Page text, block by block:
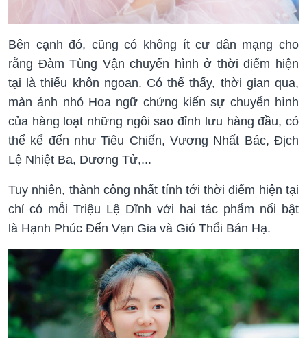
Bên cạnh đó, cũng có không ít cư dân mạng cho
rằng Đàm Tùng Vận chuyển hình ở thời điểm hiện
tại là thiếu khôn ngoan. Có thể thấy, thời gian qua,
màn ảnh nhỏ Hoa ngữ chứng kiến sự chuyển hình
của hàng loạt những ngôi sao đỉnh lưu hàng đầu, có
thể kể đến như Tiêu Chiến, Vương Nhất Bác, Địch
Lệ Nhiệt Ba, Dương Tử,...
Tuy nhiên, thành công nhất tính tới thời điểm hiện tại
chỉ có mỗi Triệu Lệ Dĩnh với hai tác phẩm nổi bật
là Hạnh Phúc Đến Vạn Gia và Gió Thổi Bán Hạ.